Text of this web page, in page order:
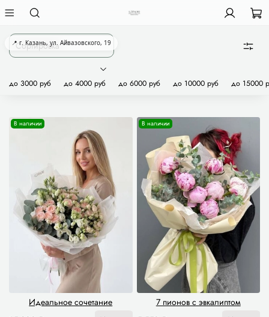
📍 г. Казань, ул. Айвазовского, 19
до 3000 руб до 4000 руб до 6000 руб до 10000 руб до 15000
В наличии
Идеальное сочетание
В наличии
7 пионов с эвкалиптом